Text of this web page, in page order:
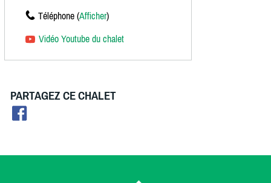
Téléphone (Afficher)
Vidéo Youtube du chalet
PARTAGEZ CE CHALET